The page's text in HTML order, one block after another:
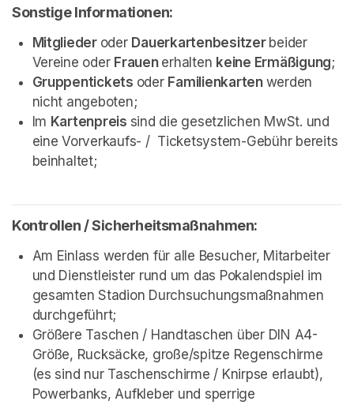
Sonstige Informationen:
Mitglieder oder Dauerkartenbesitzer beider
Vereine oder Frauen erhalten keine Ermäßigung;
Gruppentickets oder Familienkarten werden
nicht angeboten;
Im Kartenpreis sind die gesetzlichen MwSt. und
eine Vorverkaufs- /  Ticketsystem-Gebühr bereits
beinhaltet;
Kontrollen / Sicherheitsmaßnahmen:
Am Einlass werden für alle Besucher, Mitarbeiter
und Dienstleister rund um das Pokalendspiel im
gesamten Stadion Durchsuchungsmaßnahmen
durchgeführt;
Größere Taschen / Handtaschen über DIN A4-
Größe, Rucksäcke, große/spitze Regenschirme
(es sind nur Taschenschirme / Knirpse erlaubt),
Powerbanks, Aufkleber und sperrige